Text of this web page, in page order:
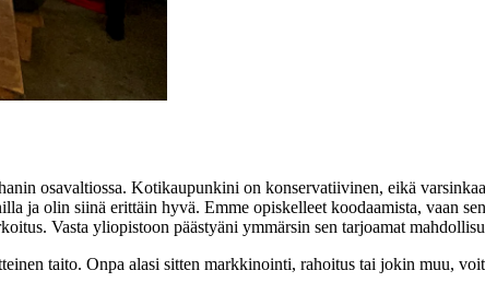
osavaltiossa. Kotikaupunkini on konservatiivinen, eikä
ja olin siinä erittäin hyvä. Emme opiskelleet koodaamista, vaan
Vasta yliopistoon päästyäni ymmärsin sen tarjoamat
taito. Onpa alasi sitten markkinointi, rahoitus tai jokin muu,